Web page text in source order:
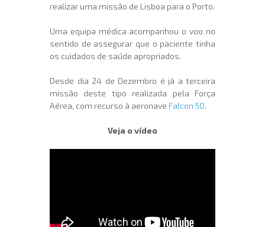
realizar uma missão de Lisboa para o Porto.
Uma equipa médica acompanhou o voo no
sentido de assegurar que o paciente tinha
os cuidados de saúde apropriados.
Desde dia 24 de Dezembro é já a terceira
missão deste tipo realizada pela Força
Aérea, com recurso à aeronave Falcon 50.
Veja o vídeo